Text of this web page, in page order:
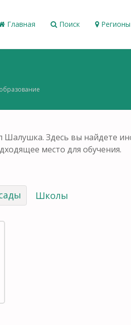
Главная Поиск Регионы
Здесь вы найдете
место для обучения.
Школы